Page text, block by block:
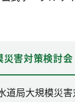
災害対策検討会
道局大規模災